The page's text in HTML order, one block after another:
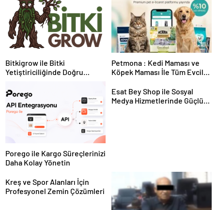
Bitkigrow ile Bitki
Yetiştiriciliğinde Doğru
Petmona : Kedi Maması ve
Köpek Maması İle Tüm Evcil
Porego ile Kargo Süreçlerinizi
Daha Kolay Yönetin
Esat Bey Shop ile Sosyal
Medya Hizmetlerinde Güçlü
Kreş ve Spor Alanları İçin
Profesyonel Zemin Çözümleri